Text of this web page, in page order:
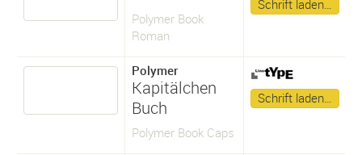
Polymer Book
Roman
Schrift laden…
Polymer
Kapitälchen
Buch
Polymer Book Caps
Schrift laden…